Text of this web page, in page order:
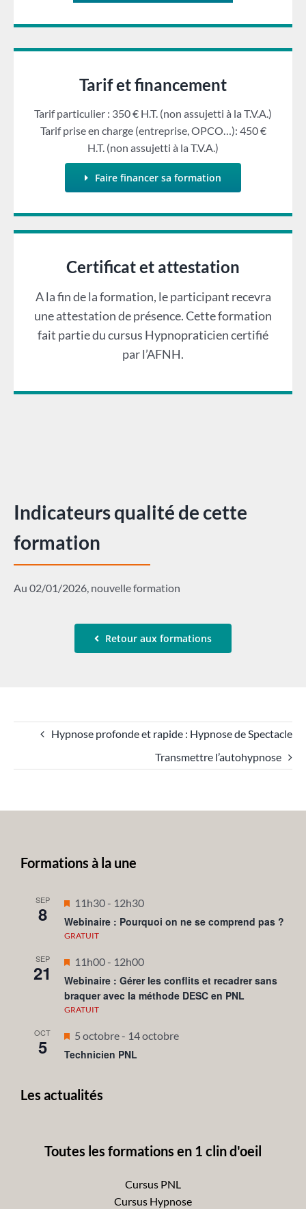
Tarif et financement
Tarif particulier : 350 € H.T. (non assujetti à la T.V.A.)
Tarif prise en charge (entreprise, OPCO…): 450 €
H.T. (non assujetti à la T.V.A.)
Faire financer sa formation
Certificat et attestation
A la fin de la formation, le participant recevra
une attestation de présence. Cette formation
fait partie du cursus Hypnopraticien certifié
par l’AFNH.
Indicateurs qualité de cette
formation
Au 02/01/2026, nouvelle formation
Retour aux formations
Hypnose profonde et rapide : Hypnose de Spectacle
Transmettre l’autohypnose
Formations à la une
SEP
8
Mis
en
avant
11h30- 12h30
Webinaire : Pourquoi on ne se comprend pas ?
GRATUIT
SEP
21
Mis
en
avant
11h00- 12h00
Webinaire : Gérer les conflits et recadrer sans
braquer avec la méthode DESC en PNL
GRATUIT
OCT
5
Mis
en
5 octobre- 14 octobre
Technicien PNL
Les actualités
Toutes les formations en 1 clin d'oeil
Cursus PNL
Cursus Hypnose